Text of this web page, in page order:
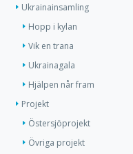
Ukrainainsamling
Hopp i kylan
Vik en trana
Ukrainagala
Hjälpen når fram
Projekt
Östersjöprojekt
Övriga projekt